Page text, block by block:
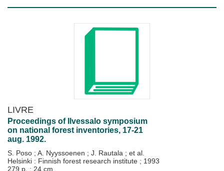
LIVRE
Proceedings of Ilvessalo symposium
on national forest inventories, 17-21
aug. 1992.
S. Poso ; A. Nyyssoenen ; J. Rautala ; et al.
Helsinki : Finnish forest research institute ; 1993
279 p. ; 24 cm